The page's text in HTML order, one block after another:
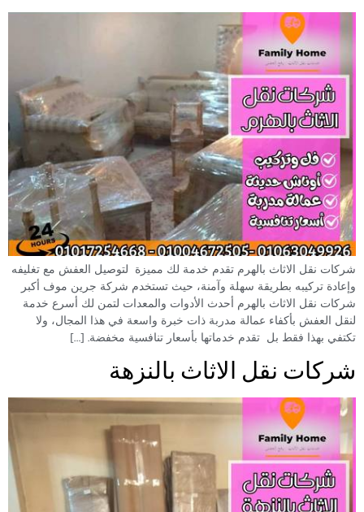
شركات نقل الاثاث بالهرم تقدم خدمة لك مميزة لتوصيل العفش مع تغليفه
وإعادة تركيبه بطريقة سهلة وآمنة، حيث تستخدم شركة جرين موف أكبر
شركات نقل الاثاث بالهرم أحدث الأدوات والمعدات لتمن لك أسرع خدمة
لنقل العفش بأكفاء عمالة مدربة ذات خبرة واسعة في هذا المجال، ولا
تكتفي بهذا فقط بل تقدم خدماتها بأسعار تنافسية مخفضة. […]
شركات نقل الاثاث بالنزهة